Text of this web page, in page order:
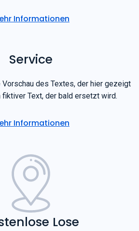
Informationen
Service
des Textes, der hier gezeigt
Text, der bald ersetzt wird.
Informationen
Lose